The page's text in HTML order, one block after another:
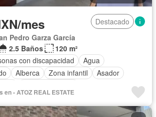
mes
Destacado
Pedro Garza García
2.5 Baños
120 m²
con discapacidad
Agua
Alberca Zona infantil
Asador
Circuito cerrado de televisión
Cocina integral Conserje
Electricidad
- ATOZ REAL ESTATE